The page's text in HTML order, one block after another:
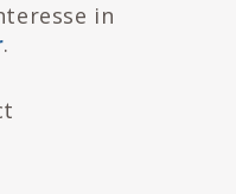
in
.